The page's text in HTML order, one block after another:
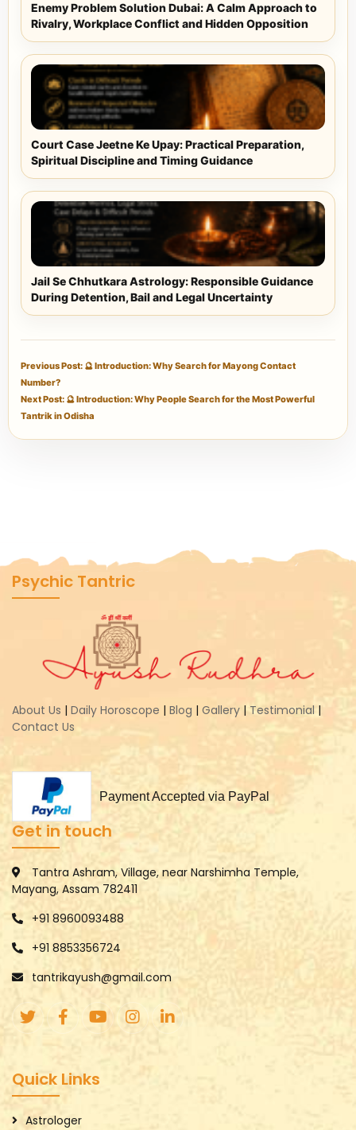
Enemy Problem Solution Dubai: A Calm Approach to
Rivalry, Workplace Conflict and Hidden Opposition
Court Case Jeetne Ke Upay: Practical Preparation,
Spiritual Discipline and Timing Guidance
Jail Se Chhutkara Astrology: Responsible Guidance
During Detention, Bail and Legal Uncertainty
Previous Post: 🔮 Introduction: Why Search for Mayong Contact
Number?
Next Post: 🔮 Introduction: Why People Search for the Most Powerful
Tantrik in Odisha
Psychic Tantric
About Us | Daily Horoscope | Blog | Gallery | Testimonial |
Contact Us
Payment Accepted via PayPal
Get in touch
Tantra Ashram, Village, near Narshimha Temple,
Mayang, Assam 782411
+91 8960093488
+91 8853356724
tantrikayush@gmail.com
Quick Links
Astrologer